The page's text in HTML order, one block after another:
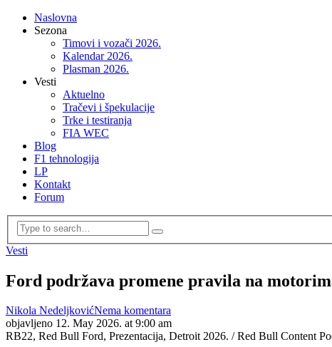
Naslovna
Sezona
Timovi i vozači 2026.
Kalendar 2026.
Plasman 2026.
Vesti
Aktuelno
Tračevi i špekulacije
Trke i testiranja
FIA WEC
Blog
F1 tehnologija
LP
Kontakt
Forum
Vesti
Ford podržava promene pravila na
Nikola NedeljkovićNema komentara
objavljeno 12. May 2026. at 9:00 am
RB22, Red Bull Ford, Prezentacija, Detroit 2026. / Red Bull Content